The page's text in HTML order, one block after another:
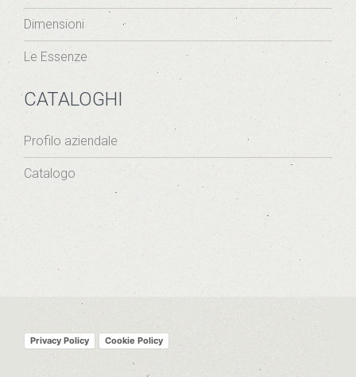
Dimensioni
Le Essenze
CATALOGHI
Profilo aziendale
Catalogo
Privacy Policy Cookie Policy